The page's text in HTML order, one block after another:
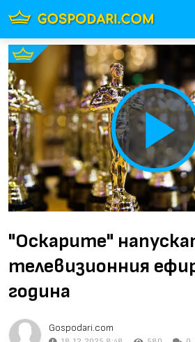
"Оскарите"
телевизионния
година
Gospodari.com